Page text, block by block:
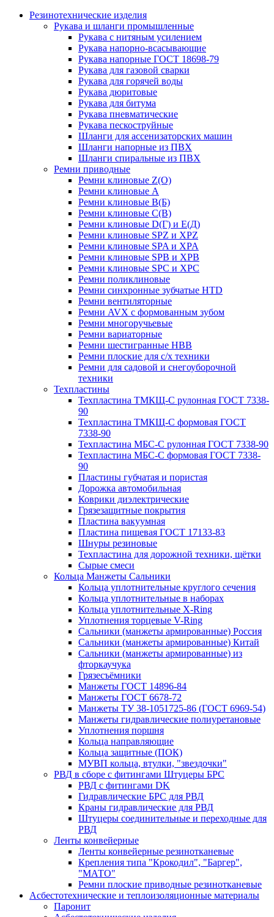
Резинотехнические изделия
Рукава и шланги промышленные
Рукава с нитяным усилением
Рукава напорно-всасывающие
Рукава напорные ГОСТ 18698-79
Рукава для газовой сварки
Рукава для горячей воды
Рукава дюритовые
Рукава для битума
Рукава пневматические
Рукава пескоструйные
Шланги для ассенизаторских машин
Шланги напорные из ПВХ
Шланги спиральные из ПВХ
Ремни приводные
Ремни клиновые Z(О)
Ремни клиновые А
Ремни клиновые В(Б)
Ремни клиновые С(В)
Ремни клиновые D(Г) и Е(Д)
Ремни клиновые SPZ и XPZ
Ремни клиновые SPA и XPA
Ремни клиновые SPB и XPB
Ремни клиновые SPC и XPC
Ремни поликлиновые
Ремни синхронные зубчатые HTD
Ремни вентиляторные
Ремни AVX с формованным зубом
Ремни многоручьевые
Ремни вариаторные
Ремни шестигранные HBB
Ремни плоские для с/х техники
Ремни для садовой и снегоуборочной
техники
Техпластины
Техпластина ТМКЩ-С рулонная ГОСТ 7338-
90
Техпластина ТМКЩ-С формовая ГОСТ
7338-90
Техпластина МБС-С рулонная ГОСТ 7338-90
Техпластина МБС-С формовая ГОСТ 7338-
90
Пластины губчатая и пористая
Дорожка автомобильная
Коврики диэлектрические
Грязезащитные покрытия
Пластина вакуумная
Пластина пищевая ГОСТ 17133-83
Шнуры резиновые
Техпластина для дорожной техники, щётки
Сырые смеси
Кольца Манжеты Сальники
Кольца уплотнительные круглого сечения
Кольца уплотнительные в наборах
Кольца уплотнительные Х-Ring
Уплотнения торцевые V-Ring
Сальники (манжеты армированные) Россия
Сальники (манжеты армированные) Китай
Сальники (манжеты армированные) из
фторкаучука
Грязесъёмники
Манжеты ГОСТ 14896-84
Манжеты ГОСТ 6678-72
Манжеты ТУ 38-1051725-86 (ГОСТ 6969-54)
Манжеты гидравлические полиуретановые
Уплотнения поршня
Кольца направляющие
Кольца защитные (ПОК)
МУВП кольца, втулки, "звездочки"
РВД в сборе с фитингами Штуцеры БРС
РВД с фитингами DK
Гидравлические БРС для РВД
Краны гидравлические для РВД
Штуцеры соединительные и переходные для
РВД
Ленты конвейерные
Ленты конвейерные резинотканевые
Крепления типа "Крокодил", "Баргер",
"МАТО"
Ремни плоские приводные резинотканевые
Асбестотехнические и теплоизоляционные материалы
Паронит